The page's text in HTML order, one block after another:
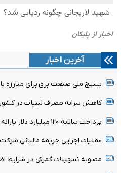
آخرین اخبار
بسیج ملی صنعت برق برای مبارزه
کاهش سرانه مصرف لبنیات در
پرداخت سالانه ۱۲۰ میلیارد دلار یارانه انرژی
عملیات اجرایی جریمه مالیاتی
مصوبه تسهیلات گمرکی در شرایط